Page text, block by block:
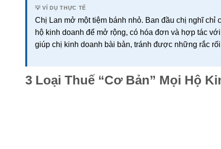
💡 VÍ DỤ THỰC TẾ
Chị Lan mở một tiệm bánh nhỏ. Ban đầu chị nghĩ
hộ kinh doanh để mở rộng, có hóa đơn và hợp tác
giúp chị kinh doanh bài bản, tránh được những rắc
3 Loại Thuế “Cơ Bản” Mọi Hộ